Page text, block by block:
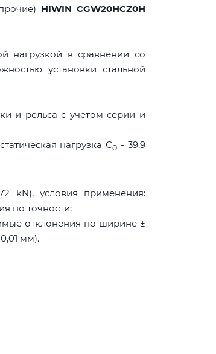
HIWIN CGW20HCZ0H
нагрузкой в сравнении со
установки стальной
и рельса с учетом серии и
нагрузка С0 - 39,9
kN), условия применения:
по точности;
отклонения по ширине ±
мм).